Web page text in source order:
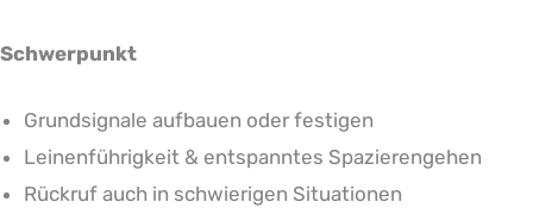
Schwerpunkt
Grundsignale aufbauen oder festigen
Leinenführigkeit & entspanntes Spazierengehen
Rückruf auch in schwierigen Situationen